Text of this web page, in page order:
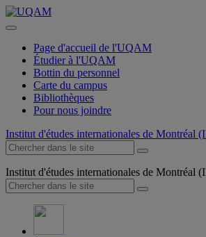
Page d'accueil de l'UQAM
Étudier à l'UQAM
Bottin du personnel
Carte du campus
Bibliothèques
Pour nous joindre
Institut d'études internationales de Montréal
Institut d'études internationales de Montréal